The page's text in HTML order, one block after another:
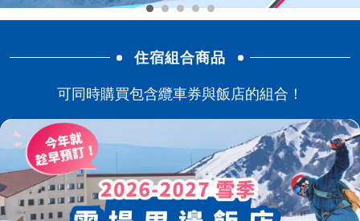
住宿組合商品
可同時購買包含纜車券與飯店的組合！